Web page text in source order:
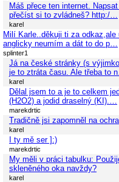
Máš přece ten internet.
přečíst si to zvládneš? http:/…
karel
Milí Karle..děkuji ti za
anglicky neumím a dát to do p…
splinter1
Já na české stránky (s
je to ztráta času. Ale třeba to
karel
Dělal jsem to a je to celkem
(H2O2) a jodid draselný (KI).…
marekdrtic
Tradičně jsi zapomněl na
karel
I ty mě ser ]:)
marekdrtic
My měli v práci tabulku:
skleněného oka navždy?
karel